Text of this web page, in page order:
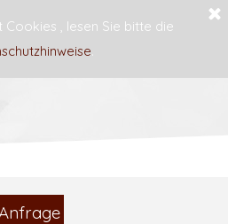
Cookies , lesen Sie bitte die
.